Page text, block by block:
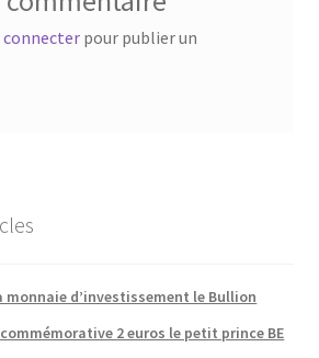
connecterpour publier un
monnaie d’investissement le Bullion
2 euros le petit prince BE